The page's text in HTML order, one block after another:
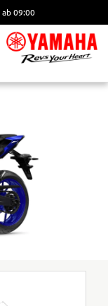
ab 09:00